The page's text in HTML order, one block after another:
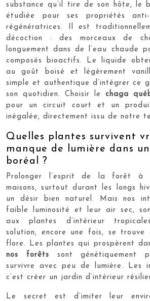
substance qu’il tire de son hôte, le
étudiée pour ses propriétés anti-
régénératrices. Il est
décoction : des morceaux de
longuement dans de l’eau chaude
composés bioactifs. Le liquide
au goût boisé et légèrement
simple et authentique d’intégrer ce
son quotidien. Choisir le chaga
pour un circuit court et un produit
inégalée, directement issu de notre
Quelles plantes survivent
manque de lumière dans
boréal ?
Prolonger l’esprit de la forêt à
maisons, surtout durant les longs
un désir bien naturel. Mais nos
faible luminosité et leur air sec,
aux plantes d’intérieur
solution, encore une fois, se trouve
flore. Les plantes qui prospèrent
nos forêts sont génétiquement
survivre avec peu de lumière. Les
c’est créer un jardin d’intérieur
Le secret est d’imiter leur